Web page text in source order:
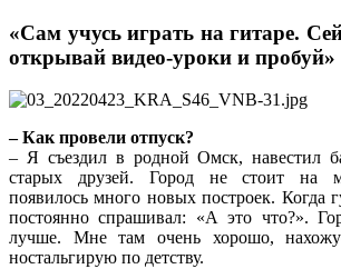
«Сам учусь играть на гитаре.
открывай видео-уроки и пробуй»
– Как провели отпуск?
– Я съездил в родной Омск, навестил
старых друзей. Город не стоит на
появилось много новых построек. Когда
постоянно спрашивал: «А это что?».
лучше. Мне там очень хорошо,
ностальгирую по детству.